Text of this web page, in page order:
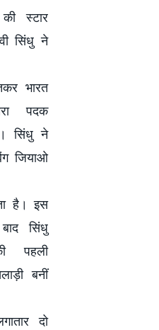
स्टार
सिंधु ने
भारत
पदक
सिंधु ने
जियाओ
है। इस
सिंधु
पहली
बनीं
दो